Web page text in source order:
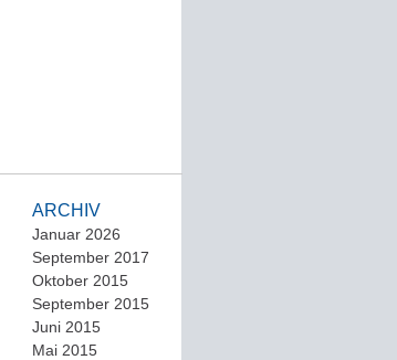
ARCHIV
Januar 2026
September 2017
Oktober 2015
September 2015
Juni 2015
Mai 2015